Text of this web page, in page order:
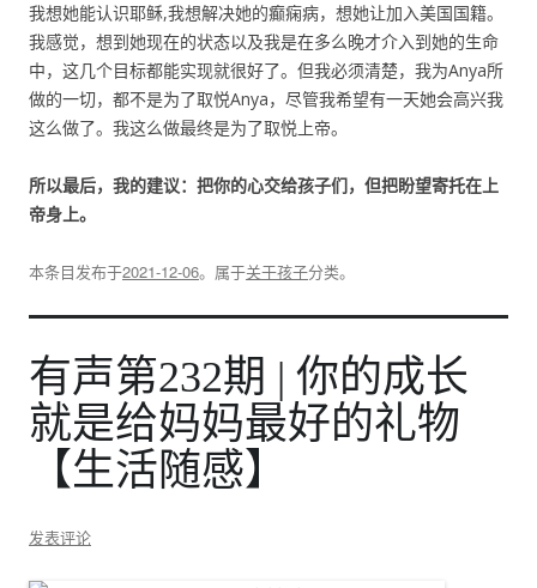
我想她能认识耶稣,我想解决她的癫痫病，想她让加入美国国籍。
我感觉，想到她现在的状态以及我是在多么晚才介入到她的生命
中，这几个目标都能实现就很好了。但我必须清楚，我为Anya所
做的一切，都不是为了取悦Anya，尽管我希望有一天她会高兴我
这么做了。我这么做最终是为了取悦上帝。
所以最后，我的建议：把你的心交给孩子们，但把盼望寄托在上
帝身上。
本条目发布于2021-12-06。属于关于孩子分类。
有声第232期 | 你的成长
就是给妈妈最好的礼物
【生活随感】
发表评论